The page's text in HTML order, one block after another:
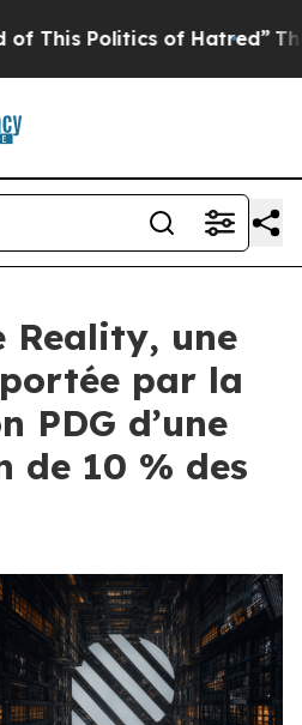
of Hatred” The Story
Reality, une
par la
PDG d’une
de 10 % des